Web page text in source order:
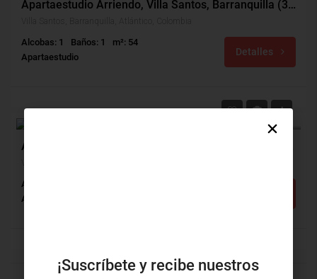
Apartaestudio Arriendo, Villa Santos, Barranquilla (31499)
Alcobas: 1 Baños: 1
m²: 54
Apartaestudio
Detalles
VENTA
Alcobas: 1
Apartaestudio
¡Suscríbete y recibe nuestros